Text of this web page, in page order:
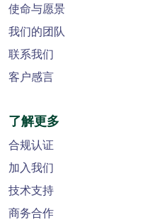
使命与愿景
我们的团队
联系我们
客户感言
了解更多
合规认证
加入我们
技术支持
商务合作